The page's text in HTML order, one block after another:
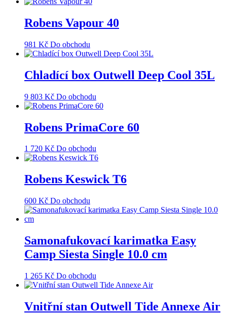
Robens Vapour 40
981 Kč Do obchodu
Chladící box Outwell Deep Cool 35L
9 803 Kč Do obchodu
Robens PrimaCore 60
1 720 Kč Do obchodu
Robens Keswick T6
600 Kč Do obchodu
Samonafukovací karimatka Easy
Camp Siesta Single 10.0 cm
1 265 Kč Do obchodu
Vnitřní stan Outwell Tide Annexe Air